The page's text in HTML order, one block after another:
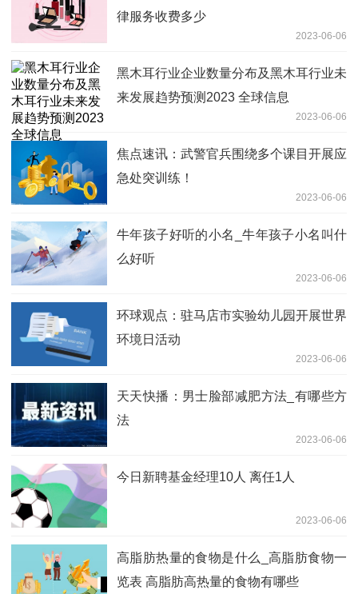
律服务收费多少
2023-06-06
黑木耳行业企业数量分布及黑木耳行业未
来发展趋势预测2023 全球信息
2023-06-06
焦点速讯：武警官兵围绕多个课目开展应
急处突训练！
2023-06-06
牛年孩子好听的小名_牛年孩子小名叫什
么好听
2023-06-06
环球观点：驻马店市实验幼儿园开展世界
环境日活动
2023-06-06
天天快播：男士脸部减肥方法_有哪些方
法
2023-06-06
今日新聘基金经理10人 离任1人
2023-06-06
高脂肪热量的食物是什么_高脂肪食物一
览表 高脂肪高热量的食物有哪些